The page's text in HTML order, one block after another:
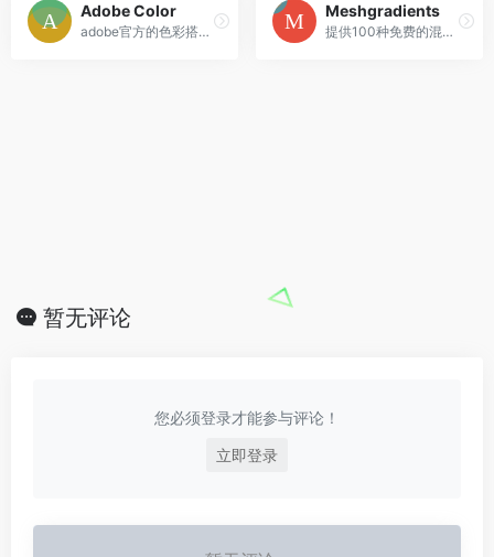
Adobe Color
adobe官方的色彩搭配与探索网站
Meshgradients
提供100种免费的混合渐变色
暂无评论
您必须登录才能参与评论！
立即登录